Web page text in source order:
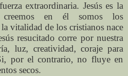
extraordinaria. Jesús es la
en él somos los
vitalidad de los cristianos nace
resucitado corre por nuestra
luz, creatividad, coraje para
por el contrario, no fluye en
secos.